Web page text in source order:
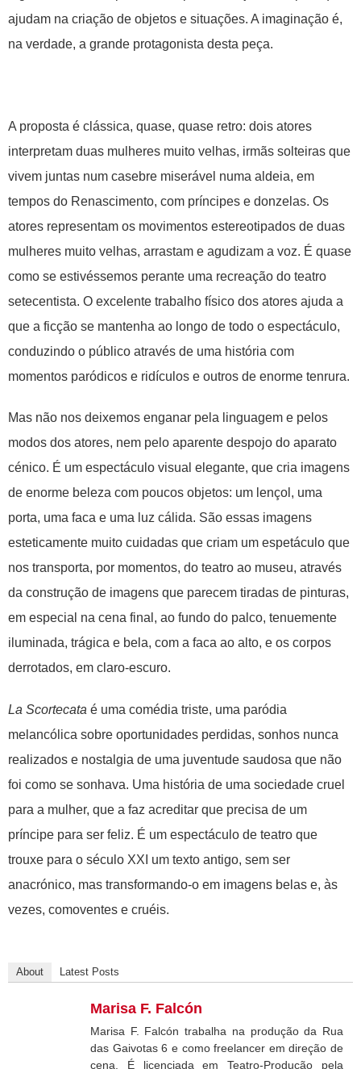
ajudam na criação de objetos e situações. A imaginação é,
na verdade, a grande protagonista desta peça.
A proposta é clássica, quase, quase retro: dois atores
interpretam duas mulheres muito velhas, irmãs solteiras que
vivem juntas num casebre miserável numa aldeia, em
tempos do Renascimento, com príncipes e donzelas. Os
atores representam os movimentos estereotipados de duas
mulheres muito velhas, arrastam e agudizam a voz. É quase
como se estivéssemos perante uma recreação do teatro
setecentista. O excelente trabalho físico dos atores ajuda a
que a ficção se mantenha ao longo de todo o espectáculo,
conduzindo o público através de uma história com
momentos paródicos e ridículos e outros de enorme tenrura.
Mas não nos deixemos enganar pela linguagem e pelos
modos dos atores, nem pelo aparente despojo do aparato
cénico. É um espectáculo visual elegante, que cria imagens
de enorme beleza com poucos objetos: um lençol, uma
porta, uma faca e uma luz cálida. São essas imagens
esteticamente muito cuidadas que criam um espetáculo que
nos transporta, por momentos, do teatro ao museu, através
da construção de imagens que parecem tiradas de pinturas,
em especial na cena final, ao fundo do palco, tenuemente
iluminada, trágica e bela, com a faca ao alto, e os corpos
derrotados, em claro-escuro.
La Scortecata é uma comédia triste, uma paródia
melancólica sobre oportunidades perdidas, sonhos nunca
realizados e nostalgia de uma juventude saudosa que não
foi como se sonhava. Uma história de uma sociedade cruel
para a mulher, que a faz acreditar que precisa de um
príncipe para ser feliz. É um espectáculo de teatro que
trouxe para o século XXI um texto antigo, sem ser
anacrónico, mas transformando-o em imagens belas e, às
vezes, comoventes e cruéis.
About Latest Posts
Marisa F. Falcón
Marisa F. Falcón trabalha na produção da Rua
das Gaivotas 6 e como freelancer em direção de
cena. É licenciada em Teatro-Produção pela